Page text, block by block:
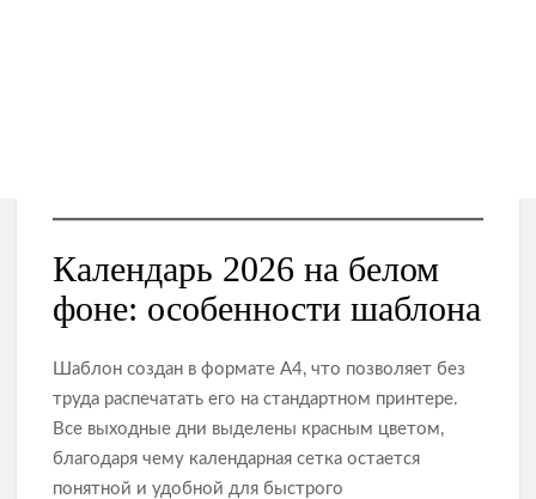
Календарь 2026 на белом
фоне: особенности шаблона
Шаблон создан в формате А4, что позволяет без
труда распечатать его на стандартном принтере.
Все выходные дни выделены красным цветом,
благодаря чему календарная сетка остается
понятной и удобной для быстрого